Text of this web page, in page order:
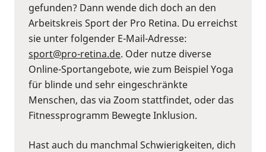
gefunden? Dann wende dich doch an den
Arbeitskreis Sport der Pro Retina. Du erreichst
sie unter folgender E-Mail-Adresse:
sport@pro-retina.de. Oder nutze diverse
Online-Sportangebote, wie zum Beispiel Yoga
für blinde und sehr eingeschränkte
Menschen, das via Zoom stattfindet, oder das
Fitnessprogramm Bewegte Inklusion.
Hast auch du manchmal Schwierigkeiten, dich